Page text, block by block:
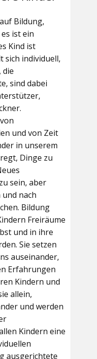
Bildung,
ist ein
Kind ist
sich individuell,
die
sind dabei
und von Zeit
in unserem
Dinge zu
sein, aber
nach
Bildung
Freiräume
und in ihre
Sie setzen
auseinander,
Erfahrungen
Kindern und
allein,
und werden
Kindern eine
ausgerichtete